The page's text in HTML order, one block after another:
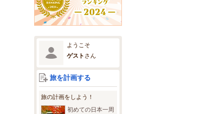
ようこそ
ゲスト さん
旅を計画する
旅の計画をしよう！
初めての日本一周